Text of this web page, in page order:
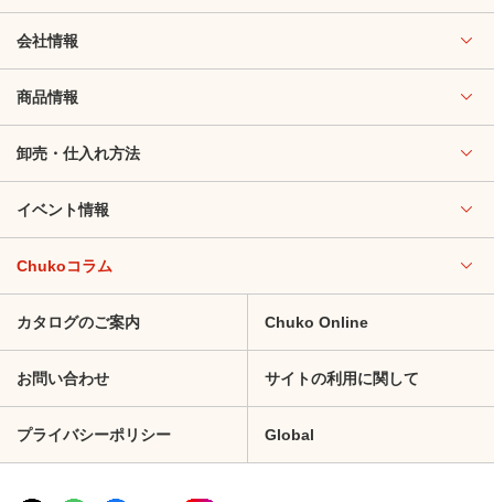
会社情報
商品情報
卸売・仕入れ方法
イベント情報
Chukoコラム
カタログのご案内 Chuko Online
お問い合わせ サイトの利用に関して
プライバシーポリシー Global